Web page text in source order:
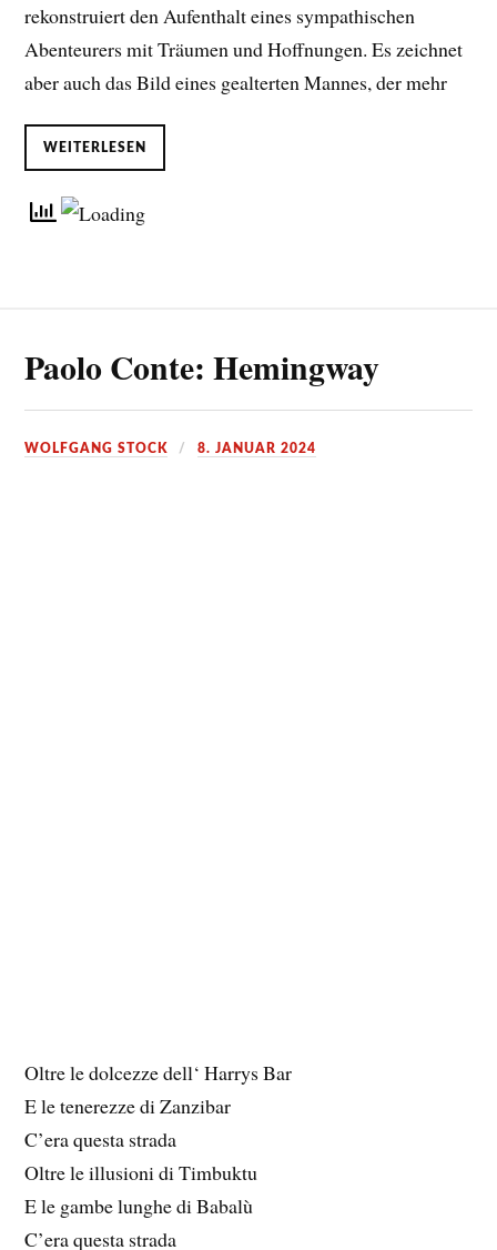
rekonstruiert den Aufenthalt eines sympathischen
Abenteurers mit Träumen und Hoffnungen. Es zeichnet
aber auch das Bild eines gealterten Mannes, der mehr
WEITERLESEN
Paolo Conte: Hemingway
WOLFGANG STOCK 8. JANUAR 2024
Oltre le dolcezze dell‘ Harrys Bar
E le tenerezze di Zanzibar
C’era questa strada
Oltre le illusioni di Timbuktu
E le gambe lunghe di Babalù
C’era questa strada